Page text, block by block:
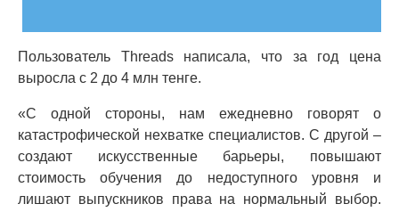
Пользователь Threads написала, что за год цена
выросла с 2 до 4 млн тенге.
«С одной стороны, нам ежедневно говорят о
катастрофической нехватке специалистов. С другой –
создают искусственные барьеры, повышают
стоимость обучения до недоступного уровня и
лишают выпускников права на нормальный выбор.